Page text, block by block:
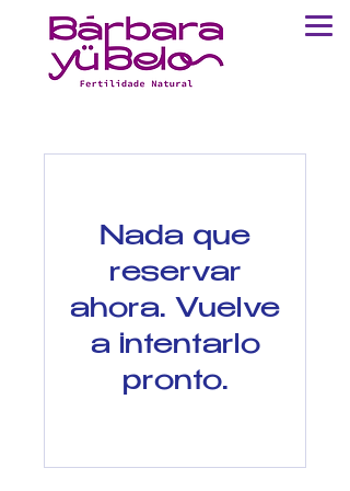
Nada que
reservar
ahora. Vuelve
a intentarlo
pronto.